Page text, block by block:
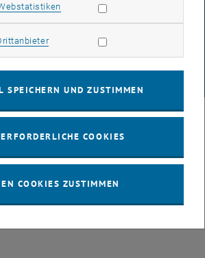
COOKIEEINSTELLUNGEN
Statistik Cookies zulassen
Marketing Cookies zulassen
SPEICHERN UND ZUSTIMMEN
COOKIES
COOKIES ZUSTIMMEN